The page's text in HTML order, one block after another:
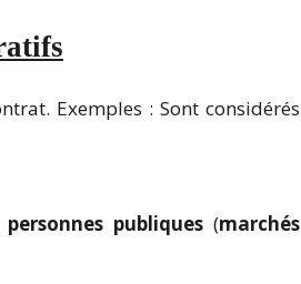
Exemples : Sont considérés
publiques(marchés